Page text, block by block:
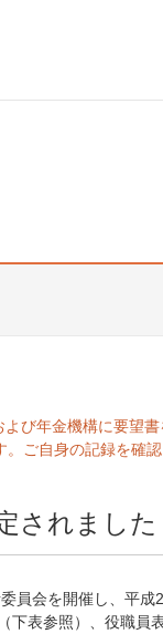
び年金機構に要望書
ご自身の記録を確認
されました
員会を開催し、平
下表参照）、役職員